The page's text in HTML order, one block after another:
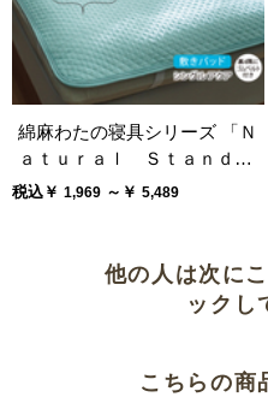
良かった
蒸れません
肌がけやタオルケットのい
取り
綿麻わたの寝具シリーズ 「Ｎ
ａｔｕｒａｌ Ｓｔａｎｄａ
ｒｄ」
税込￥ 1,969 ～￥ 5,489
他の人は次に
ックし
こちらの商